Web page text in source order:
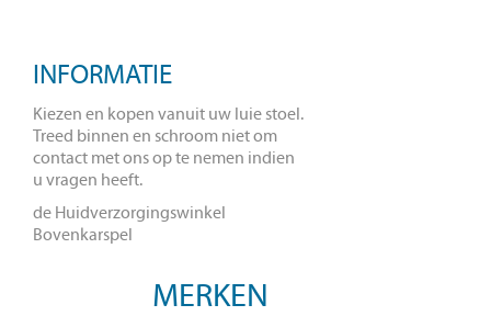
INFORMATIE
Kiezen en kopen vanuit uw luie stoel.
Treed binnen en schroom niet om
contact met ons op te nemen indien
u vragen heeft.
de Huidverzorgingswinkel
Bovenkarspel
MERKEN